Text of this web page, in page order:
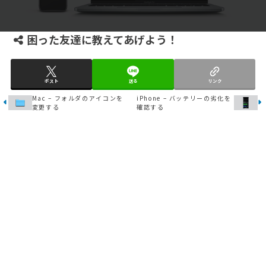
困った友達に教えてあげよう！
ポスト 送る リンク
Mac – フォルダのアイコンを
変更する
iPhone – バッテリーの劣化を
確認する